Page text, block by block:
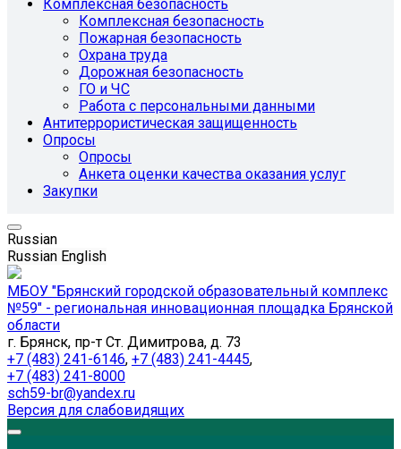
Комплексная безопасность
Комплексная безопасность
Пожарная безопасность
Охрана труда
Дорожная безопасность
ГО и ЧС
Работа с персональными данными
Антитеррористическая защищенность
Опросы
Опросы
Анкета оценки качества оказания услуг
Закупки
Russian
Russian English
МБОУ "Брянский городской образовательный комплекс
№59" - региональная инновационная площадка Брянской
области
г. Брянск, пр-т Ст. Димитрова, д. 73
+7 (483) 241-6146, +7 (483) 241-4445,
+7 (483) 241-8000
sch59-br@yandex.ru
Версия для слабовидящих